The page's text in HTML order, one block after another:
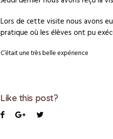
Lors de cette visite nous avons
pratique où les élèves ont pu
C’était une très belle expérience
Like this post?